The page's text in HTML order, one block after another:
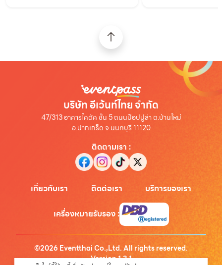
บริษัท อีเว้นท์ไทย จำกัด
47/313 อาคารไคตัค ชั้น 5 ถนนป๊อปปูล่า ต.บ้านใหม่
อ.ปากเกร็ด จ.นนทบุรี 11120
ติดตามเรา :
เกี่ยวกับเรา ติดต่อเรา บริการของเรา
เครื่องหมายรับรอง:
©2026 Eventthai Co.,Ltd. All rights reserved.
Version1.3.1